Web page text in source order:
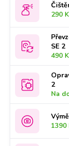
290
SE 2
490
2
Na
1390